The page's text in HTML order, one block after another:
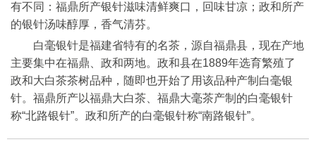
有不同：福鼎所产银针滋味清鲜爽口，回味甘凉；政和所产
的银针汤味醇厚，香气清芬。
白毫银针是福建省特有的名茶，源自福鼎县，现在产地
主要集中在福鼎、政和两地。政和县在1889年选育繁殖了
政和大白茶茶树品种，随即也开始了用该品种产制白毫银
针。福鼎所产以福鼎大白茶、福鼎大毫茶产制的白毫银针
称“北路银针”。政和所产的白毫银针称“南路银针”。